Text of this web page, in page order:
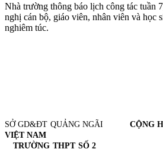
Nhà trường thông báo lịch công tác tuần
nghị cán bộ, giáo viên, nhân viên và học
nghiêm túc.
SỞ GD&ĐT QUẢNG NGÃI CỘNG
VIỆT NAM
TRƯỜNG THPT SỐ